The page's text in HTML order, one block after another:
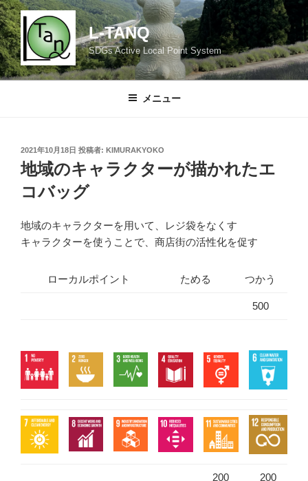
コ
ン
テ
ン
ツ
L-TANQ
SDGs Active Local Point System
メニュー
投
稿
日:
2021年10月18日 投稿者: KIMURAKYOKO
地域のキャラクターが描かれたエ
コバッグ
地域のキャラクターを用いて、レジ袋をなくす
キャラクターを使うことで、商店街の活性化を促す
ローカルポイント ためる つかう
500
200 200